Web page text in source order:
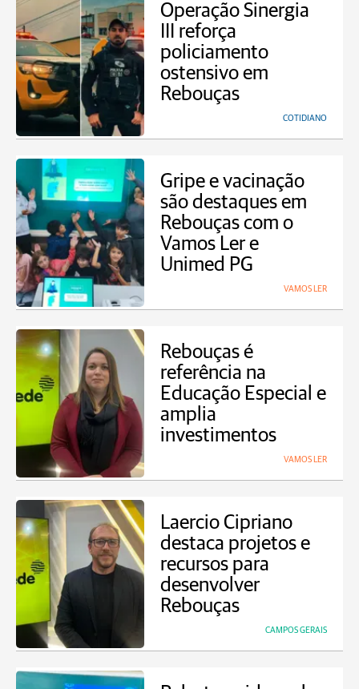
Operação Sinergia
III reforça
policiamento
ostensivo em
Rebouças
COTIDIANO
Gripe e vacinação
são destaques em
Rebouças com o
Vamos Ler e
Unimed PG
VAMOS LER
Rebouças é
referência na
Educação Especial e
amplia
investimentos
VAMOS LER
Laercio Cipriano
destaca projetos e
recursos para
desenvolver
Rebouças
CAMPOS GERAIS